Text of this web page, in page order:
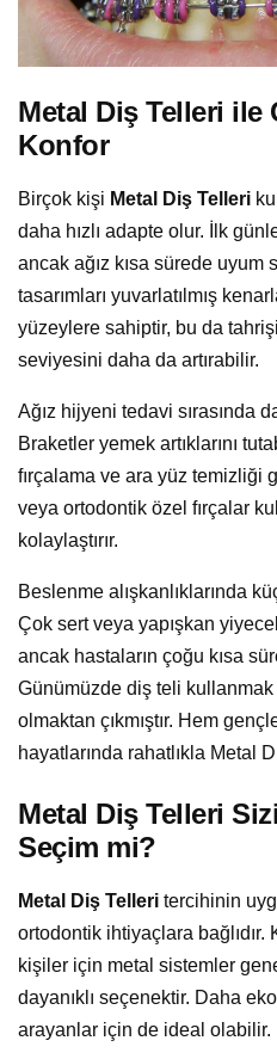
Metal Diş Telleri ile
Konfor
Birçok kişi Metal Diş Telleri
daha hızlı adapte olur. İlk
ancak ağız kısa sürede uyum
tasarımları yuvarlatılmış
yüzeylere sahiptir, bu da
seviyesini daha da artırabilir.
Ağız hijyeni tedavi sırasında
Braketler yemek artıklarını
fırçalama ve ara yüz temizliği
veya ortodontik özel fırçalar
kolaylaştırır.
Beslenme alışkanlıklarında
Çok sert veya yapışkan
ancak hastaların çoğu kısa
Günümüzde diş teli
olmaktan çıkmıştır. Hem
hayatlarında rahatlıkla Metal
Metal Diş Telleri
Seçim mi?
Metal Diş Telleri tercihinin
ortodontik ihtiyaçlara
kişiler için metal sistemler
dayanıklı seçenektir. Daha
arayanlar için de ideal olabilir.